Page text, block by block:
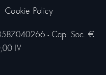
- Cap. Soc. €
IV
Cookie Policy